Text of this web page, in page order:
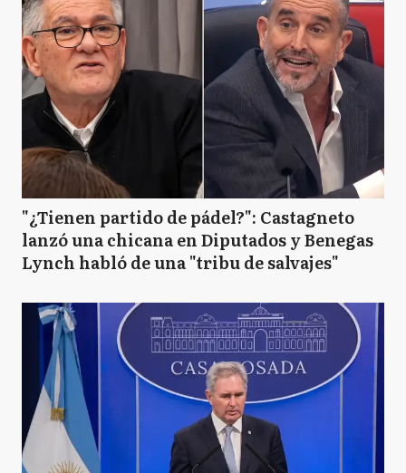
"¿Tienen partido de pádel?": Castagneto
lanzó una chicana en Diputados y Benegas
Lynch habló de una "tribu de salvajes"